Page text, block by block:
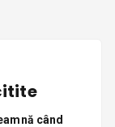
când